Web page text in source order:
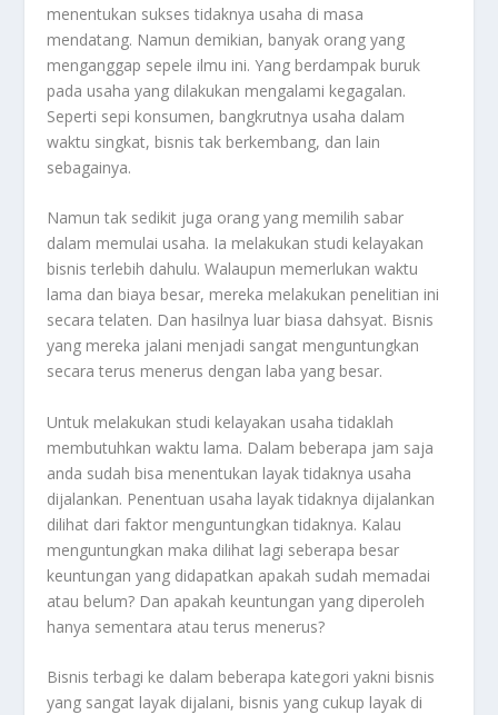
menentukan sukses tidaknya usaha di masa
mendatang. Namun demikian, banyak orang yang
menganggap sepele ilmu ini. Yang berdampak buruk
pada usaha yang dilakukan mengalami kegagalan.
Seperti sepi konsumen, bangkrutnya usaha dalam
waktu singkat, bisnis tak berkembang, dan lain
sebagainya.
Namun tak sedikit juga orang yang memilih sabar
dalam memulai usaha. Ia melakukan studi kelayakan
bisnis terlebih dahulu. Walaupun memerlukan waktu
lama dan biaya besar, mereka melakukan penelitian ini
secara telaten. Dan hasilnya luar biasa dahsyat. Bisnis
yang mereka jalani menjadi sangat menguntungkan
secara terus menerus dengan laba yang besar.
Untuk melakukan studi kelayakan usaha tidaklah
membutuhkan waktu lama. Dalam beberapa jam saja
anda sudah bisa menentukan layak tidaknya usaha
dijalankan. Penentuan usaha layak tidaknya dijalankan
dilihat dari faktor menguntungkan tidaknya. Kalau
menguntungkan maka dilihat lagi seberapa besar
keuntungan yang didapatkan apakah sudah memadai
atau belum? Dan apakah keuntungan yang diperoleh
hanya sementara atau terus menerus?
Bisnis terbagi ke dalam beberapa kategori yakni bisnis
yang sangat layak dijalani, bisnis yang cukup layak di